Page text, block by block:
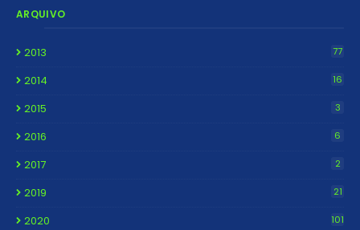
ARQUIVO
2013 77
2014 16
2015 3
2016 6
2017 2
2019 21
2020 101